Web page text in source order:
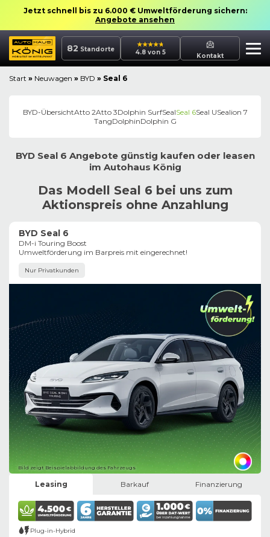
Jetzt schnell bis zu 6.000 € Umweltförderung sichern:
Angebote ansehen
82 Standorte 4.8 von 5 Kontakt
Start » Neuwagen » BYD » Seal 6
BYD-ÜbersichtAtto 2Atto 3Dolphin SurfSealSeal 6Seal USealion 7
TangDolphinDolphin G
BYD Seal 6 Angebote günstig kaufen oder leasen
im Autohaus König
Das Modell Seal 6 bei uns zum
Aktionspreis ohne Anzahlung
BYD Seal 6
DM-i Touring Boost
Umweltförderung im Barpreis mit eingerechnet!
Nur Privatkunden
Bild zeigt Beispielabbildung des Fahrzeugs
Leasing Barkauf Finanzierung
Plug-in-Hybrid